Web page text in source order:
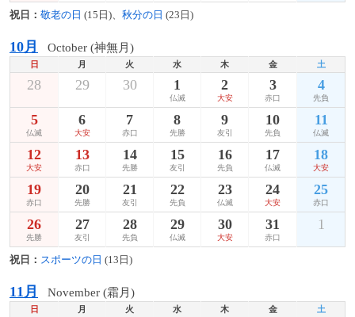
祝日： 敬老の日 (15日)、 秋分の日 (23日)
10月 October (神無月)
日 月 火 水 木 金 土
28 29 30 1
仏滅
2
大安
3
赤口
4
先負
5
仏滅
6
大安
7
赤口
8
先勝
9
友引
10
先負
11
仏滅
12
大安
13
赤口
14
先勝
15
友引
16
先負
17
仏滅
18
大安
19
赤口
20
先勝
21
友引
22
先負
23
仏滅
24
大安
25
赤口
26
先勝
27
友引
28
先負
29
仏滅
30
大安
31
赤口
1
祝日： スポーツの日 (13日)
11月 November (霜月)
日 月 火 水 木 金 土